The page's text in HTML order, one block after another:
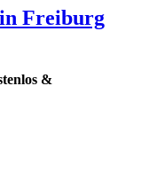
Freiburg
&